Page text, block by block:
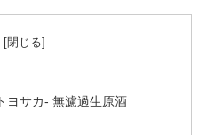
ヨサカ- 無濾過生原酒